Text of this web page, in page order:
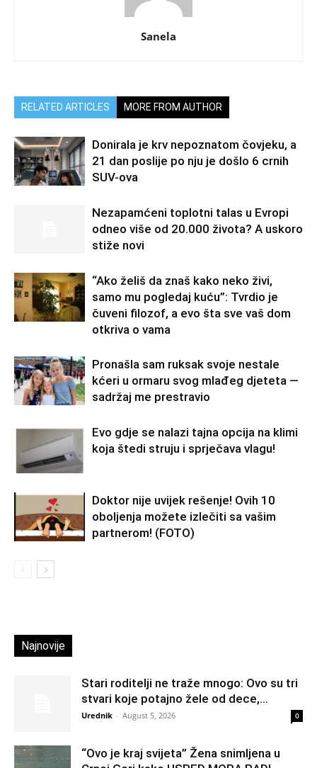
Sanela
RELATED ARTICLES MORE FROM AUTHOR
Donirala je krv nepoznatom čovjeku, a
21 dan poslije po nju je došlo 6 crnih
SUV-ova
Nezapamćeni toplotni talas u Evropi
odneo više od 20.000 života? A uskoro
stiže novi
“Ako želiš da znaš kako neko živi,
samo mu pogledaj kuću”: Tvrdio je
čuveni filozof, a evo šta sve vaš dom
otkriva o vama
Pronašla sam ruksak svoje nestale
kćeri u ormaru svog mlađeg djeteta —
sadržaj me prestravio
Evo gdje se nalazi tajna opcija na klimi
koja štedi struju i sprječava vlagu!
Doktor nije uvijek rešenje! Ovih 10
oboljenja možete izlečiti sa vašim
partnerom! (FOTO)
Najnovije
Stari roditelji ne traže mnogo: Ovo su tri
stvari koje potajno žele od dece,...
Urednik - August 5, 2026 0
“Ovo je kraj svijeta” Žena snimljena u